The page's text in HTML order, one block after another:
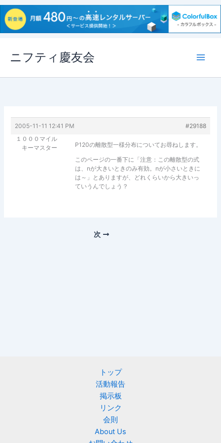
ス
ニフティ慶友会
2005-11-11 12:41 PM
#29188
１０００マイル
キーマスター
P120の離散型一様分布についてお尋ねします。
このページの一番下に「注意：この離散型の式
は、nが大きいときのみ有効。nが小さいときに
は～」とありますが、どれくらいから大きいっ
ていうんでしょう？
次
トップ
活動報告
掲示板
リンク
会則
About Us